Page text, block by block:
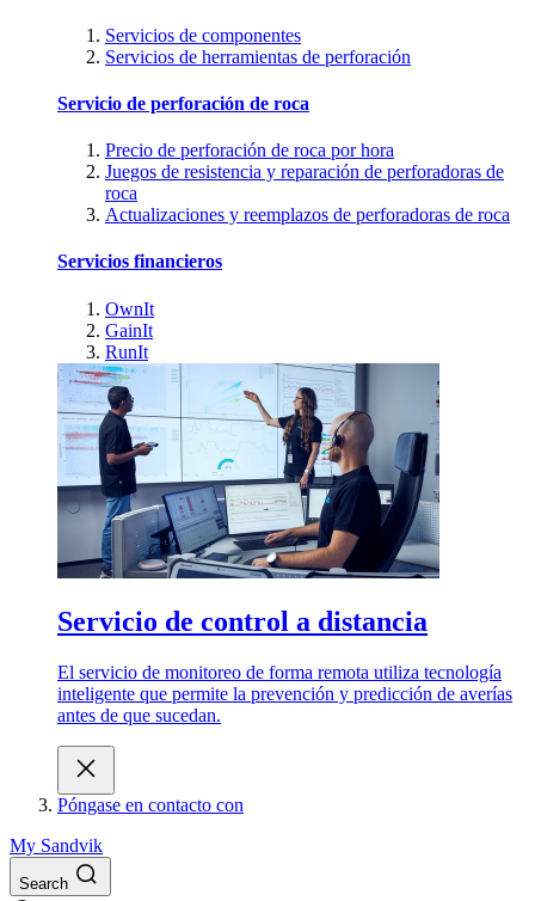
Servicios de componentes
Servicios de herramientas de perforación
Servicio de perforación de roca
Precio de perforación de roca por hora
Juegos de resistencia y reparación de perforadoras de
roca
Actualizaciones y reemplazos de perforadoras de roca
Servicios financieros
OwnIt
GainIt
RunIt
Servicio de control a distancia
El servicio de monitoreo de forma remota utiliza tecnología
inteligente que permite la prevención y predicción de averías
antes de que sucedan.
Póngase en contacto con
My Sandvik
Search